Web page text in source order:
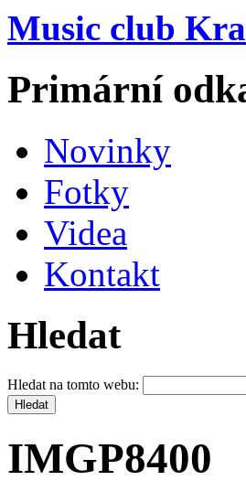
Music club
Primární
Novinky
Fotky
Videa
Kontakt
Hledat
Hledat na tomto webu:
IMGP8400